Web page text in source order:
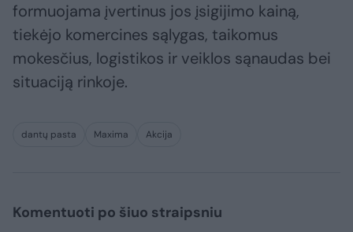
formuojama įvertinus jos įsigijimo kainą,
tiekėjo komercines sąlygas, taikomus
mokesčius, logistikos ir veiklos sąnaudas bei
situaciją rinkoje.
dantų pasta Maxima Akcija
Komentuoti po šiuo straipsniu